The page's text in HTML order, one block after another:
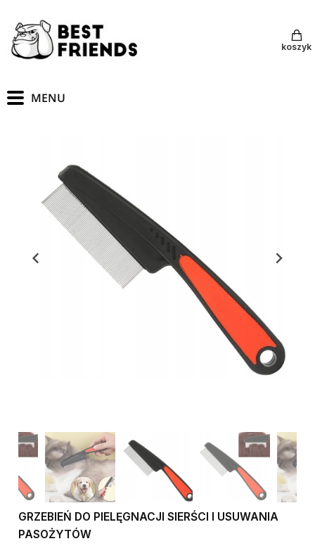
koszyk
GRZEBIEŃ DO PIELĘGNACJI SIERŚCI I USUWANIA
PASOŻYTÓW